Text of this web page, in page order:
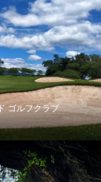
ゴルフクラブ